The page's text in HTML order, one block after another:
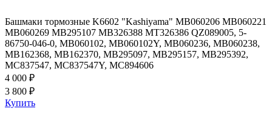
Башмаки тормозные K6602 "Kashiyama" MB060206 MB060221
MB060269 MB295107 MB326388 MT326386 QZ089005, 5-
86750-046-0, MB060102, MB060102Y, MB060236, MB060238,
MB162368, MB162370, MB295097, MB295157, MB295392,
MC837547, MC837547Y, MC894606
4 000 ₽
3 800 ₽
Купить